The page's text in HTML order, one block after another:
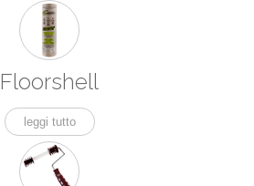
Floorshell
leggi tutto